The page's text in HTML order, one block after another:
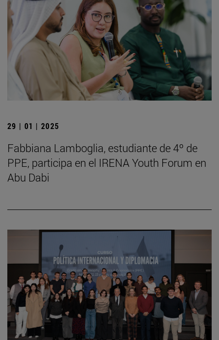
29 | 01 | 2025
Fabbiana Lamboglia, estudiante de 4º de
PPE, participa en el IRENA Youth Forum en
Abu Dabi